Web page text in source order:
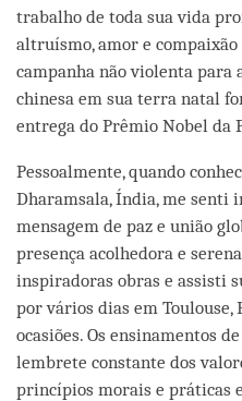
trabalho de toda sua vida
altruísmo, amor e
campanha não violenta para
chinesa em sua terra natal
entrega do Prêmio Nobel da
Pessoalmente, quando
Dharamsala, Índia, me senti
mensagem de paz e união
presença acolhedora e
inspiradoras obras e assisti
por vários dias em Toulouse,
ocasiões. Os ensinamentos
lembrete constante dos
princípios morais e práticas